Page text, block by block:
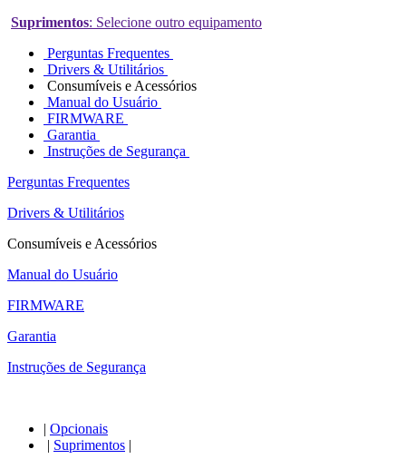
Suprimentos: Selecione outro equipamento
Perguntas Frequentes
Drivers & Utilitários
Consumíveis e Acessórios
Manual do Usuário
FIRMWARE
Garantia
Instruções de Segurança
Perguntas Frequentes
Drivers & Utilitários
Consumíveis e Acessórios
Manual do Usuário
FIRMWARE
Garantia
Instruções de Segurança
| Opcionais
| Suprimentos |